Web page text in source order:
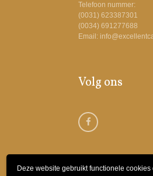
Deze website gebruikt functionele cookies
Telefoon nummer:
(0031) 623387301
(0034) 691277688
Email:
Volg ons